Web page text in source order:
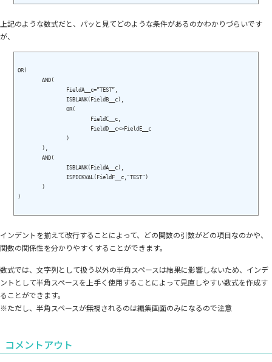
上記のような数式だと、パッと見てどのような条件があるのかわかりづらいです
が、
OR(
	AND(
		OR(
	AND(
)
インデントを揃えて改行することによって、どの関数の引数がどの項目なのかや、
関数の関係性を分かりやすくすることができます。
数式では、文字列として扱う以外の半角スペースは結果に影響しないため、インデ
ントとして半角スペースを上手く使用することによって見直しやすい数式を作成す
ることができます。
※ただし、半角スペースが無視されるのは編集画面のみになるので注意
コメントアウト